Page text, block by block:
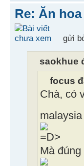
Re: Ăn
gửi
saokhue
focus
Chà, có
Mà